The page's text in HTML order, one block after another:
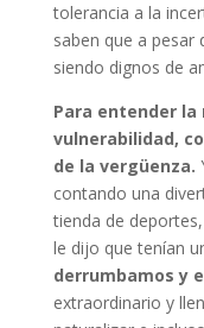
tolerancia a la
saben que a pesar
siendo dignos de
Para entender
vulnerabilidad,
de la vergüenza.
contando una
tienda de
le dijo que tenían
derrumbamos y
extraordinario y